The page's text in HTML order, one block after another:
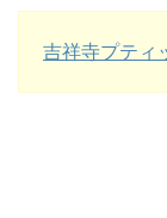
吉祥寺プティ